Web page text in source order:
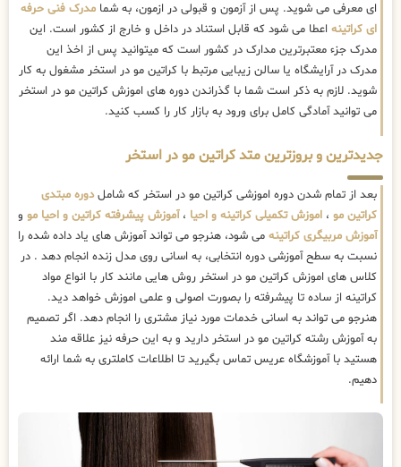
ای معرفی می شوید. پس از آزمون و قبولی در ازمون، به شما مدرک فنی حرفه
ای کراتینه اعطا می شود که قابل استناد در داخل و خارج از کشور است. این
مدرک جزء معتبرترین مدارک در کشور است که میتوانید پس از اخذ این
مدرک در آرایشگاه یا سالن زیبایی مرتبط با کراتین مو در استخر مشغول به کار
شوید. لازم به ذکر است شما با گذراندن دوره های اموزش کراتین مو در استخر
می توانید آمادگی کامل برای ورود به بازار کار را کسب کنید.
جدیدترین و بروزترین متد کراتین مو در استخر
بعد از تمام شدن دوره اموزشی کراتین مو در استخر که شاملدوره مبتدی
کراتین مو ، اموزش تکمیلی کراتینه و احیا ،آموزش پیشرفته کراتین و احیا مو و
آموزش مربیگری کراتینه می شود، هنرجو می تواند آموزش های یاد داده شده را
نسبت به سطح آموزشی دوره انتخابی، به اسانی روی مدل زنده انجام دهد . در
کلاس های اموزش کراتین مو در استخر روش هایی مانند کار با انواع مواد
کراتینه از ساده تا پیشرفته را بصورت اصولی و علمی اموزش خواهد دید.
هنرجو می تواند به اسانی خدمات مورد نیاز مشتری را انجام دهد. اگر تصمیم
به آموزش رشته کراتین مو در استخر دارید و به این حرفه نیز علاقه مند
هستید با آموزشگاه عریس تماس بگیرید تا اطلاعات کاملتری به شما ارائه
دهیم.